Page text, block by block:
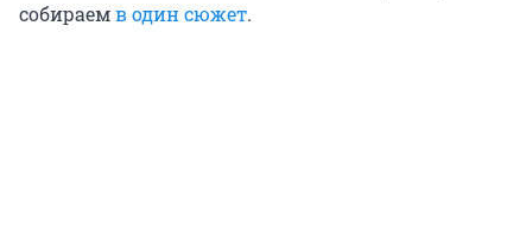
собираемв один сюжет.